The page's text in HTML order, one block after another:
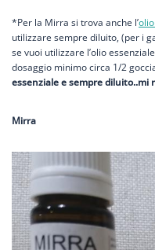
*Per la Mirra si trova anche l’
utilizzare sempre diluito, (per i
se vuoi utilizzare l’olio
dosaggio minimo circa 1/2
essenziale e sempre diluito..mi
Mirra